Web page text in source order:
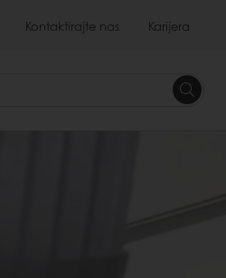
Kontaktirajte nas Karijera